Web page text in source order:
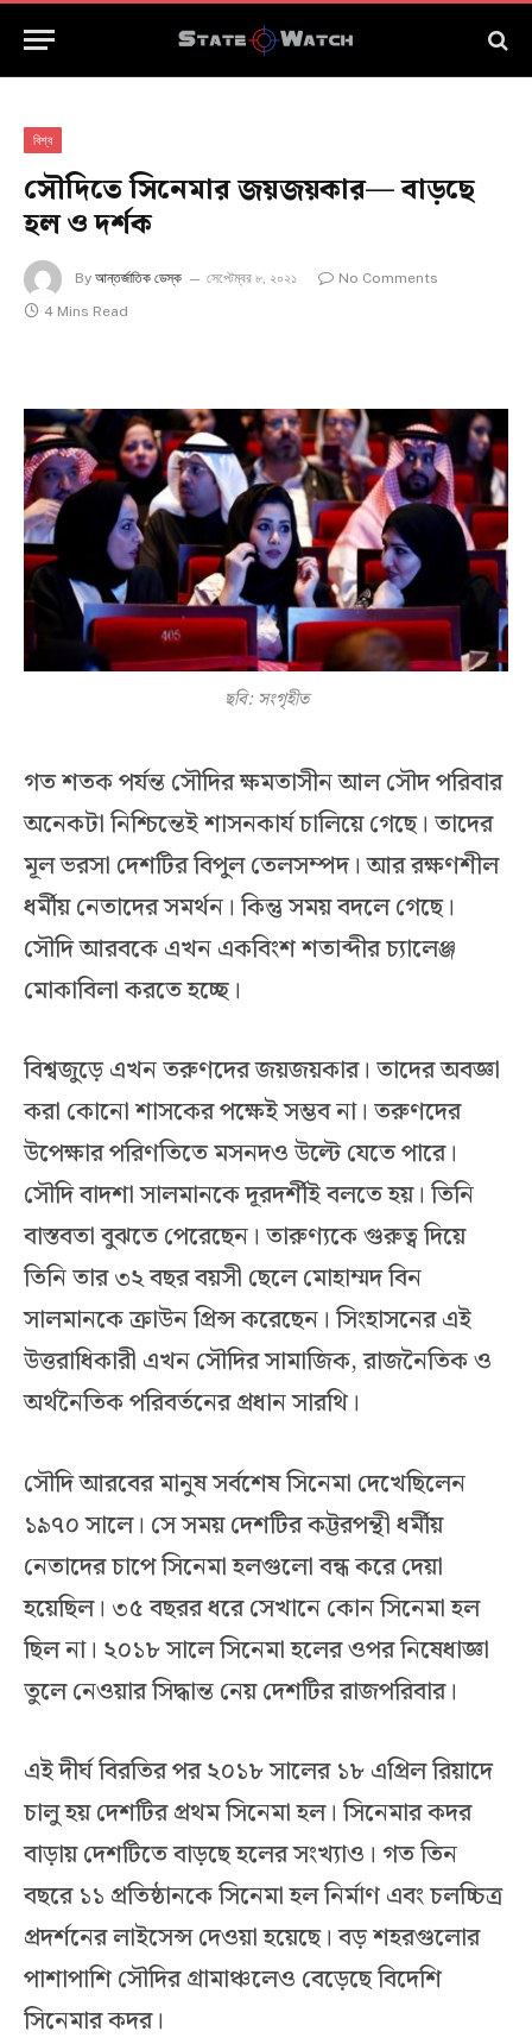
বিশ্ব
সৌদিতে সিনেমার জয়জয়কার— বাড়ছে
হল ও দর্শক
By আন্তর্জাতিক ডেস্ক সেপ্টেম্বর ৮, ২০২১
No Comments
4 Mins Read
ছবি: সংগৃহীত
গত শতক পর্যন্ত সৌদির ক্ষমতাসীন আল সৌদ পরিবার
অনেকটা নিশ্চিন্তেই শাসনকার্য চালিয়ে গেছে। তাদের
মূল ভরসা দেশটির বিপুল তেলসম্পদ। আর রক্ষণশীল
ধর্মীয় নেতাদের সমর্থন। কিন্তু সময় বদলে গেছে।
সৌদি আরবকে এখন একবিংশ শতাব্দীর চ্যালেঞ্জ
মোকাবিলা করতে হচ্ছে।
বিশ্বজুড়ে এখন তরুণদের জয়জয়কার। তাদের অবজ্ঞা
করা কোনো শাসকের পক্ষেই সম্ভব না। তরুণদের
উপেক্ষার পরিণতিতে মসনদও উল্টে যেতে পারে।
সৌদি বাদশা সালমানকে দূরদর্শীই বলতে হয়। তিনি
বাস্তবতা বুঝতে পেরেছেন। তারুণ্যকে গুরুত্ব দিয়ে
তিনি তার ৩২ বছর বয়সী ছেলে মোহাম্মদ বিন
সালমানকে ক্রাউন প্রিন্স করেছেন। সিংহাসনের এই
উত্তরাধিকারী এখন সৌদির সামাজিক, রাজনৈতিক ও
অর্থনৈতিক পরিবর্তনের প্রধান সারথি।
সৌদি আরবের মানুষ সর্বশেষ সিনেমা দেখেছিলেন
১৯৭০ সালে। সে সময় দেশটির কট্টরপন্থী ধর্মীয়
নেতাদের চাপে সিনেমা হলগুলো বন্ধ করে দেয়া
হয়েছিল। ৩৫ বছরর ধরে সেখানে কোন সিনেমা হল
ছিল না। ২০১৮ সালে সিনেমা হলের ওপর নিষেধাজ্ঞা
তুলে নেওয়ার সিদ্ধান্ত নেয় দেশটির রাজপরিবার।
এই দীর্ঘ বিরতির পর ২০১৮ সালের ১৮ এপ্রিল রিয়াদে
চালু হয় দেশটির প্রথম সিনেমা হল। সিনেমার কদর
বাড়ায় দেশটিতে বাড়ছে হলের সংখ্যাও। গত তিন
বছরে ১১ প্রতিষ্ঠানকে সিনেমা হল নির্মাণ এবং চলচ্চিত্র
প্রদর্শনের লাইসেন্স দেওয়া হয়েছে। বড় শহরগুলোর
পাশাপাশি সৌদির গ্রামাঞ্চলেও বেড়েছে বিদেশি
সিনেমার কদর।